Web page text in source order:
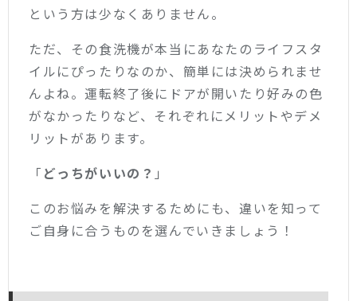
という方は少なくありません。
ただ、その食洗機が本当にあなたのライフスタ
イルにぴったりなのか、簡単には決められませ
んよね。運転終了後にドアが開いたり好みの色
がなかったりなど、それぞれにメリットやデメ
リットがあります。
「 どっちがいいの？ 」
このお悩みを解決するためにも、違いを知って
ご自身に合うものを選んでいきましょう！